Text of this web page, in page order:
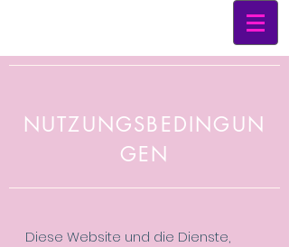
NUTZUNGSBEDINGUN
GEN
Diese Website und die Dienste,